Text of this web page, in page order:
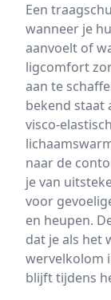
Een
wanneer je
aanvoelt of
ligcomfort
aan te
bekend staat
visco-
naar de
je van
voor
en heupen.
dat je als het
wervelkolom
blijft tijdens